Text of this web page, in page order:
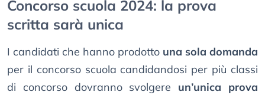
Concorso scuola 2024: la prova
scritta sarà unica
I candidati che hanno prodotto una sola domanda
per il concorso scuola candidandosi per più classi
di concorso dovranno svolgere un’unica prova